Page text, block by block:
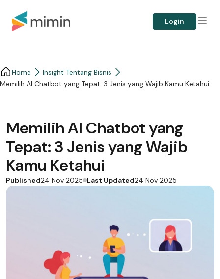
Login
Home
Insight Tentang Bisnis
Memilih AI Chatbot yang Tepat: 3 Jenis yang Wajib Kamu Ketahui
Memilih AI Chatbot yang
Tepat: 3 Jenis yang Wajib
Kamu Ketahui
Published24 Nov 2025 Last Updated24 Nov 2025